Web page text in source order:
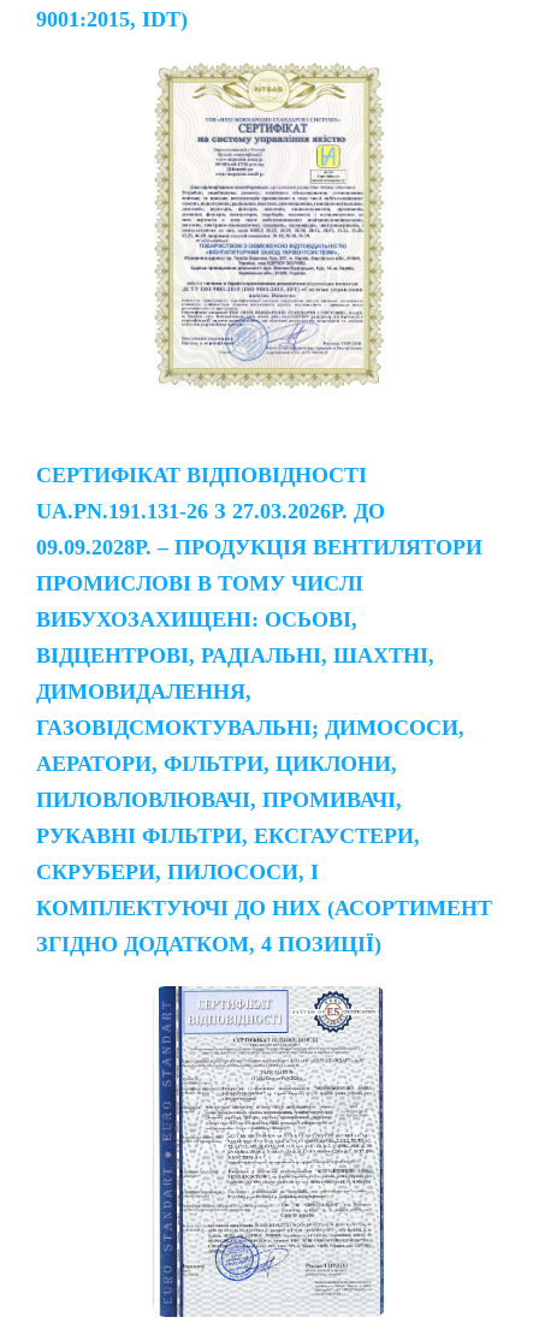
9001:2015, IDT)
СЕРТИФІКАТ ВІДПОВІДНОСТІ
UA.PN.191.131-26 З 27.03.2026Р. ДО
09.09.2028Р. – ПРОДУКЦІЯ ВЕНТИЛЯТОРИ
ПРОМИСЛОВІ В ТОМУ ЧИСЛІ
ВИБУХОЗАХИЩЕНІ: ОСЬОВІ,
ВІДЦЕНТРОВІ, РАДІАЛЬНІ, ШАХТНІ,
ДИМОВИДАЛЕННЯ,
ГАЗОВІДСМОКТУВАЛЬНІ; ДИМОСОСИ,
АЕРАТОРИ, ФІЛЬТРИ, ЦИКЛОНИ,
ПИЛОВЛОВЛЮВАЧІ, ПРОМИВАЧІ,
РУКАВНІ ФІЛЬТРИ, ЕКСГАУСТЕРИ,
СКРУБЕРИ, ПИЛОСОСИ, І
КОМПЛЕКТУЮЧІ ДО НИХ (АСОРТИМЕНТ
ЗГІДНО ДОДАТКОМ, 4 ПОЗИЦІЇ)